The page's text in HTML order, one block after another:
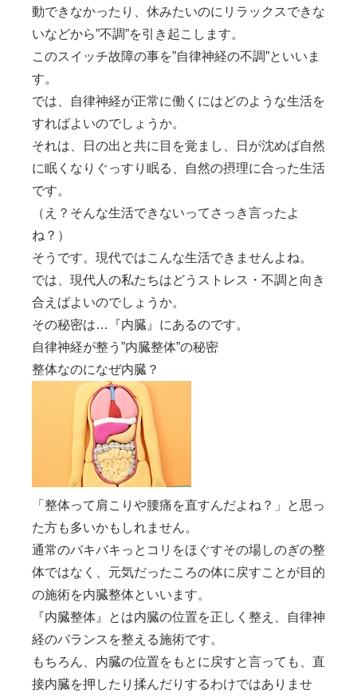
動できなかったり、休みたいのにリラックスできな
いなどから”不調”を引き起こします。
このスイッチ故障の事を”自律神経の不調”といいま
す。
では、自律神経が正常に働くにはどのような生活を
すればよいのでしょうか。
それは、日の出と共に目を覚まし、日が沈めば自然
に眠くなりぐっすり眠る、自然の摂理に合った生活
です。
（え？そんな生活できないってさっき言ったよ
ね？）
そうです。現代ではこんな生活できませんよね。
では、現代人の私たちはどうストレス・不調と向き
合えばよいのでしょうか。
その秘密は…
『内臓』 にあるのです。
自律神経が整う”内臓整体”の秘密
整体なのになぜ内臓？
「整体って肩こりや腰痛を直すんだよね？」と思っ
た方も多いかもしれません。
通常のバキバキっとコリをほぐすその場しのぎの整
体ではなく、 元気だったころの体に戻すことが目的
の施術を内臓整体といいます。
『内臓整体』
とは内臓の位置を正しく整え、自律神
経のバランスを整える施術です。
もちろん、内臓の位置をもとに戻すと言っても、直
接内臓を押したり揉んだりするわけではありませ